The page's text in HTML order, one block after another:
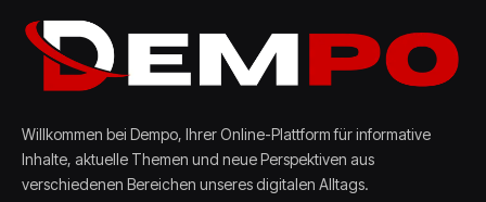
Willkommen bei Dempo, Ihrer Online-Plattform für informative
Inhalte, aktuelle Themen und neue Perspektiven aus
verschiedenen Bereichen unseres digitalen Alltags.